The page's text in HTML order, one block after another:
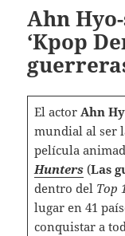
Ahn
‘Kpop
El actor Ahn
mundial al ser
película
Hunters(Las
dentro del Top
lugar en 41
conquistar a